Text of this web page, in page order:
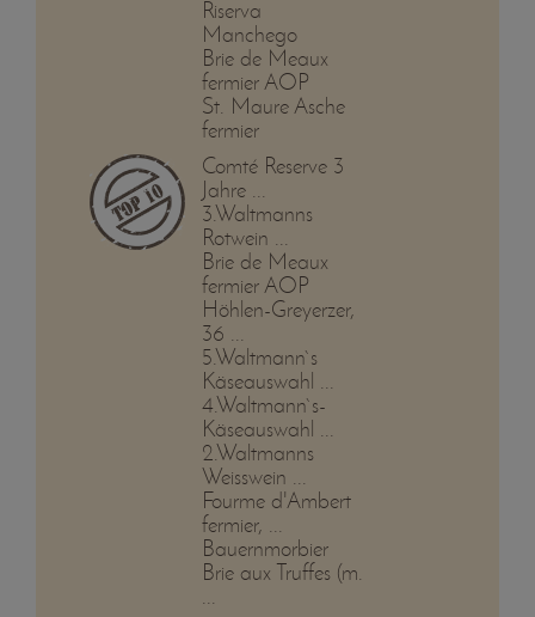
Riserva
Manchego
Brie de Meaux
fermier AOP
St. Maure Asche
fermier
Comté Reserve 3
Jahre ...
3.Waltmanns
Rotwein ...
Brie de Meaux
fermier AOP
Höhlen-Greyerzer,
36 ...
5.Waltmann`s
Käseauswahl ...
4.Waltmann`s-
Käseauswahl ...
2.Waltmanns
Weisswein ...
Fourme d'Ambert
fermier, ...
Bauernmorbier
Brie aux Truffes (m.
...